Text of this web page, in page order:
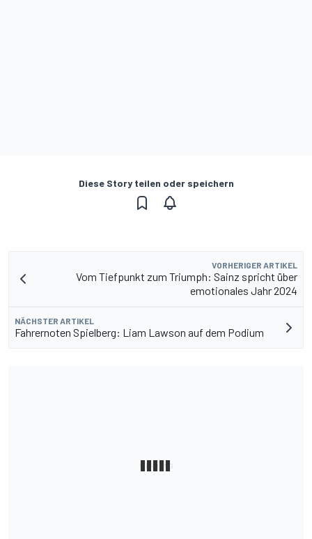
Diese Story teilen oder speichern
VORHERIGER ARTIKEL
Vom Tiefpunkt zum Triumph: Sainz spricht über
emotionales Jahr 2024
NÄCHSTER ARTIKEL
Fahrernoten Spielberg: Liam Lawson auf dem Podium